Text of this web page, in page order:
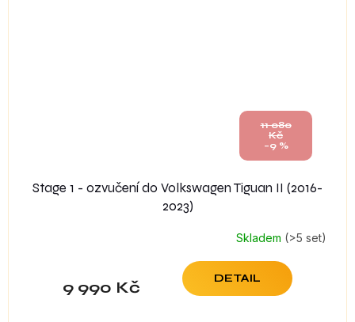
11 080
Kč
–9 %
Stage 1 - ozvučení do Volkswagen Tiguan II (2016-
2023)
Skladem (>5 set)
9 990 Kč DETAIL